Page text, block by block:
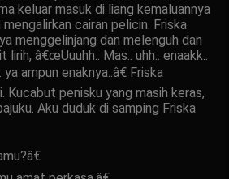
keluar masuk di liang kemaluannya
cairan pelicin. Friska
menggelinjang dan melenguh dan
â€œUuuhh.. Mas.. uhh.. enaakk..
ampun enaknya..â€ Friska
Kucabut penisku yang masih keras,
Aku duduk di samping Friska